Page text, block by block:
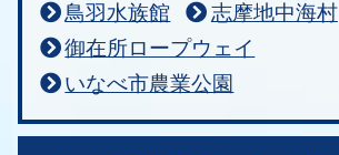
鳥羽水族館
志摩地中海村
御在所ロープウェイ
いなべ市農業公園